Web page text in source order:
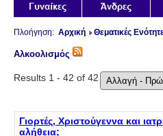
Πλοήγηση: Αρχική Θεματικές
Αλκοολισμός
Results 1 - 42 of 42
Γιορτές, Χριστούγεννα και
αλήθεια;